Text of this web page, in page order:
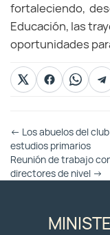
fortaleciendo,
Educación, las
oportunidades
Otras
Entradas
← Los abuelos del
estudios primarios
Reunión de trabajo
directores de nivel →